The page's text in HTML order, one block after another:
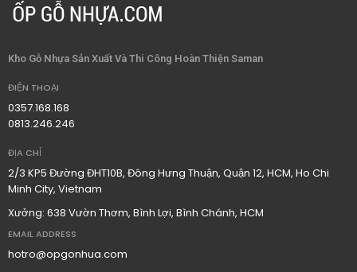
Kho Gỗ Nhựa Sản Xuất Và Thi Công Hoàn Thiện Saman
ĐIỆN THOẠI
0357.168.168
0813.246.246
ĐỊA CHỈ
2/3 KP5 Đường ĐHT10B, Đông Hưng Thuận, Quận 12, HCM, Ho Chi
Minh City, Vietnam
Xưởng: 638 Vườn Thơm, Bình Lợi, Bình Chánh, HCM
EMAIL ADDRESS
hotro@opgonhua.com